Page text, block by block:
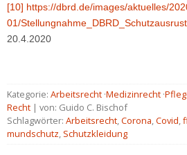
[10] https://dbrd.de/images/aktuelles/
01/
20.4.2020
Kategorie: Arbeitsrecht ·Medizinrecht ·
Recht | von: Guido C. Bischof
Schlagwörter: Arbeitsrecht,Corona,Covid,
mundschutz, Schutzkleidung